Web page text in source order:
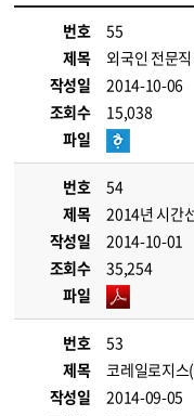
번호
55
제목
외국인 전문
작성일
2014-10-06
조회수
15,038
파일
번호
54
제목
2014년 시간
작성일
2014-10-01
조회수
35,254
파일
번호
53
제목
코레일로지
작성일
2014-09-05